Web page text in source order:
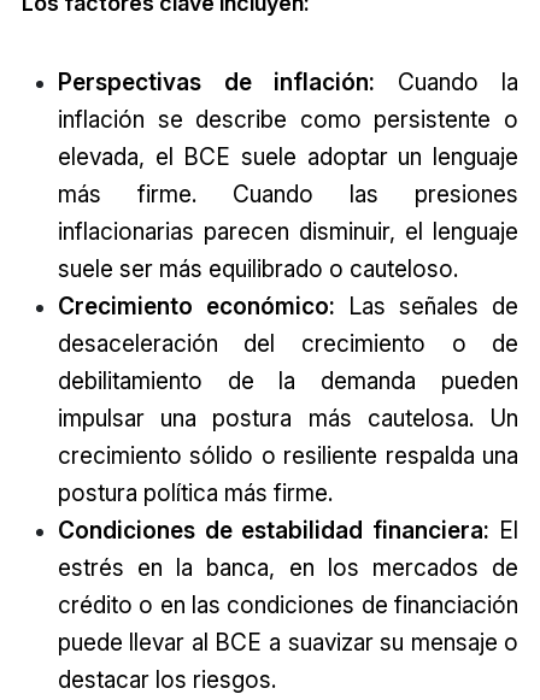
Perspectivas de inflación: Cuando la
inflación se describe como persistente o
elevada, el BCE suele adoptar un lenguaje
más firme. Cuando las presiones
inflacionarias parecen disminuir, el lenguaje
suele ser más equilibrado o cauteloso.
Crecimiento económico: Las señales de
desaceleración del crecimiento o de
debilitamiento de la demanda pueden
impulsar una postura más cautelosa. Un
crecimiento sólido o resiliente respalda una
postura política más firme.
Condiciones de estabilidad financiera: El
estrés en la banca, en los mercados de
crédito o en las condiciones de financiación
puede llevar al BCE a suavizar su mensaje o
destacar los riesgos.